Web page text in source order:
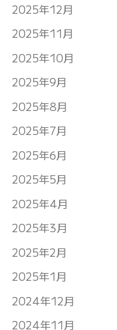
2025年12月
2025年11月
2025年10月
2025年9月
2025年8月
2025年7月
2025年6月
2025年5月
2025年4月
2025年3月
2025年2月
2025年1月
2024年12月
2024年11月